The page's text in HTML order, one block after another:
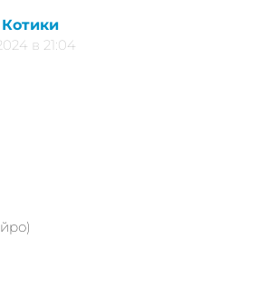
в 21:04